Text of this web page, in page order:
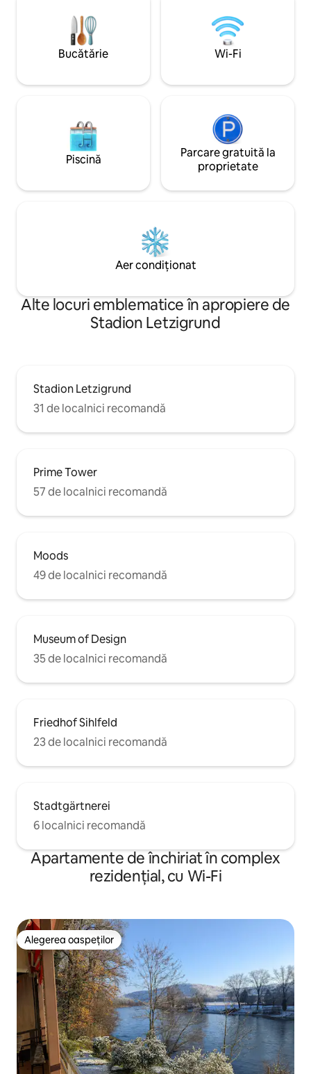
principală, 9 minute cu trenul până la
aeroport și 11 minute cu trenul până la
Lacul Zurich (Tiefenbrunnen). 3 minute
până la supermarketuri, săli de sport,
istorie și lux
amintiri de durată
Bucătărie Wi-Fi
Piscină
Parcare gratuită la
proprietate
Aer condiționat
Alte locuri emblematice în apropiere de
Stadion Letzigrund
Stadion Letzigrund
31 de localnici recomandă
Prime Tower
57 de localnici recomandă
Moods
49 de localnici recomandă
Museum of Design
35 de localnici recomandă
Friedhof Sihlfeld
23 de localnici recomandă
Stadtgärtnerei
6 localnici recomandă
Apartamente de închiriat în complex
rezidențial, cu Wi-Fi
Alegerea oaspeților
Alegerea oaspeților